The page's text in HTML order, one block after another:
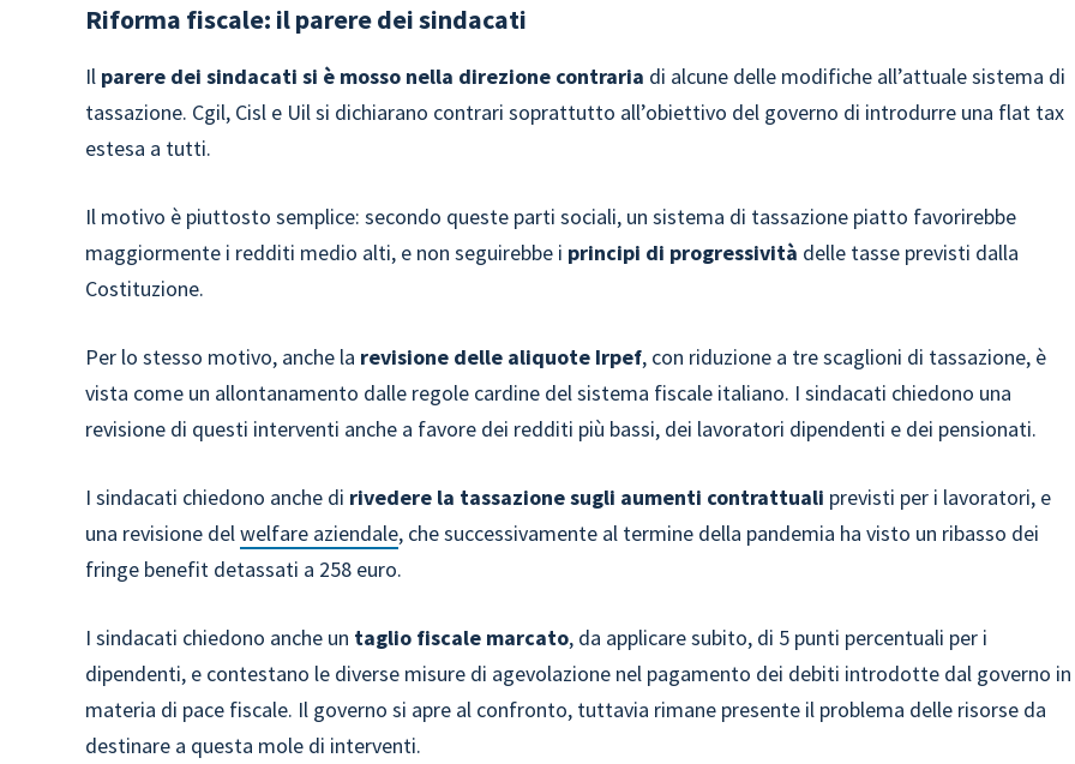
Riforma fiscale: il parere dei sindacati
Il parere dei sindacati si è mosso nella direzione contraria di alcune delle modifiche all’attuale sistema di
tassazione. Cgil, Cisl e Uil si dichiarano contrari soprattutto all’obiettivo del governo di introdurre una flat tax
estesa a tutti.
Il motivo è piuttosto semplice: secondo queste parti sociali, un sistema di tassazione piatto favorirebbe
maggiormente i redditi medio alti, e non seguirebbe i principi di progressività delle tasse previsti dalla
Costituzione.
Per lo stesso motivo, anche la revisione delle aliquote Irpef, con riduzione a tre scaglioni di tassazione, è
vista come un allontanamento dalle regole cardine del sistema fiscale italiano. I sindacati chiedono una
revisione di questi interventi anche a favore dei redditi più bassi, dei lavoratori dipendenti e dei pensionati.
I sindacati chiedono anche di rivedere la tassazione sugli aumenti contrattuali previsti per i lavoratori, e
una revisione delwelfare aziendale, che successivamente al termine della pandemia ha visto un ribasso dei
fringe benefit detassati a 258 euro.
I sindacati chiedono anche un taglio fiscale marcato, da applicare subito, di 5 punti percentuali per i
dipendenti, e contestano le diverse misure di agevolazione nel pagamento dei debiti introdotte dal governo in
materia di pace fiscale. Il governo si apre al confronto, tuttavia rimane presente il problema delle risorse da
destinare a questa mole di interventi.